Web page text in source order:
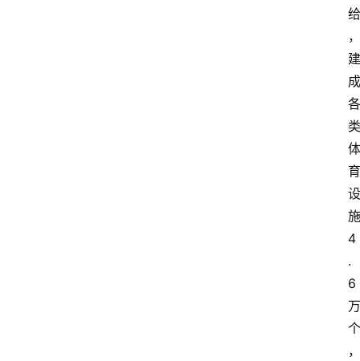
给
，
建
成
各
类
体
育
设
施
4
.
6
万
个
，